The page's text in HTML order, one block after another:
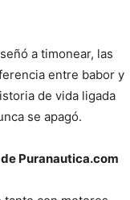
a timonear, las
entre babor y
de vida ligada
se apagó.
Puranautica.com